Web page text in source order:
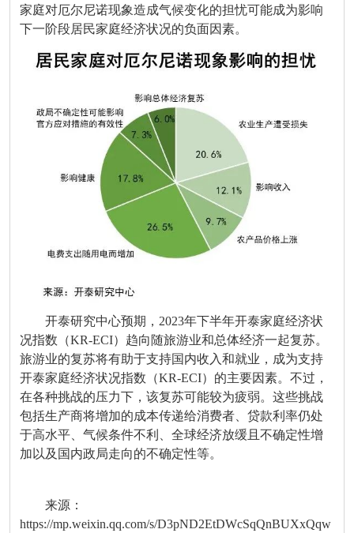
家庭对厄尔尼诺现象造成气候变化的担忧可能成为影响
下一阶段居民家庭经济状况的负面因素。
开泰研究中心预期，2023年下半年开泰家庭经济状
况指数（KR-ECI）趋向随旅游业和总体经济一起复苏。
旅游业的复苏将有助于支持国内收入和就业，成为支持
开泰家庭经济状况指数（KR-ECI）的主要因素。不过，
在各种挑战的压力下，该复苏可能较为疲弱。这些挑战
包括生产商将增加的成本传递给消费者、贷款利率仍处
于高水平、气候条件不利、全球经济放缓且不确定性增
加以及国内政局走向的不确定性等。
来源：
https://mp.weixin.qq.com/s/D3pND2EtDWcSqQnBUXxQqw